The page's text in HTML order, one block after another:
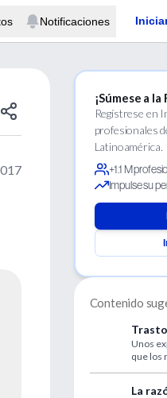
Notificaciones
¡Súmese a
Regístrese en
profesionales
Latinoamérica.
+1.1 M
Impulse su
Contenido
dañar
Unos
que los
La